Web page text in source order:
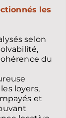
les
selon
du
loyers,
et